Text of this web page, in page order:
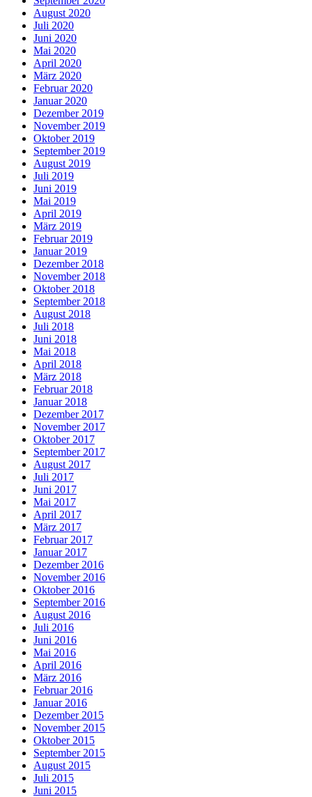
August 2020
Juli 2020
Juni 2020
Mai 2020
April 2020
März 2020
Februar 2020
Januar 2020
Dezember 2019
November 2019
Oktober 2019
September 2019
August 2019
Juli 2019
Juni 2019
Mai 2019
April 2019
März 2019
Februar 2019
Januar 2019
Dezember 2018
November 2018
Oktober 2018
September 2018
August 2018
Juli 2018
Juni 2018
Mai 2018
April 2018
März 2018
Februar 2018
Januar 2018
Dezember 2017
November 2017
Oktober 2017
September 2017
August 2017
Juli 2017
Juni 2017
Mai 2017
April 2017
März 2017
Februar 2017
Januar 2017
Dezember 2016
November 2016
Oktober 2016
September 2016
August 2016
Juli 2016
Juni 2016
Mai 2016
April 2016
März 2016
Februar 2016
Januar 2016
Dezember 2015
November 2015
Oktober 2015
September 2015
August 2015
Juli 2015
Juni 2015